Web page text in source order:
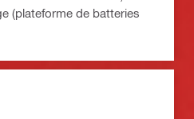
(plateforme de batteries